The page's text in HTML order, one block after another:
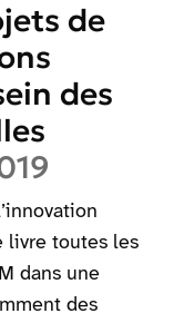
de
des
livre toutes les
dans une
des